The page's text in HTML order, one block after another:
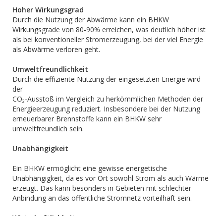
Hoher Wirkungsgrad
Durch die Nutzung der Abwärme kann ein BHKW
Wirkungsgrade von 80-90% erreichen, was deutlich höher ist
als bei konventioneller Stromerzeugung, bei der viel Energie
als Abwärme verloren geht.
Umweltfreundlichkeit
Durch die effiziente Nutzung der eingesetzten Energie wird
der
CO₂-Ausstoß im Vergleich zu herkömmlichen Methoden der
Energieerzeugung reduziert. Insbesondere bei der Nutzung
erneuerbarer Brennstoffe kann ein BHKW sehr
umweltfreundlich sein.
Unabhängigkeit
Ein BHKW ermöglicht eine gewisse energetische
Unabhängigkeit, da es vor Ort sowohl Strom als auch Wärme
erzeugt. Das kann besonders in Gebieten mit schlechter
Anbindung an das öffentliche Stromnetz vorteilhaft sein.